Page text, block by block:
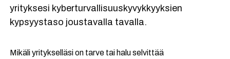
yrityksesi kyberturvallisuuskyvykkyyksien
kypsyystaso joustavalla tavalla.
Mikäli yritykselläsi on tarve tai halu selvittää